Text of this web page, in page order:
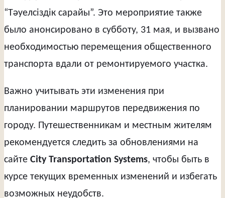
“Тәуелсіздік сарайы”. Это мероприятие также
было анонсировано в субботу, 31 мая, и вызвано
необходимостью перемещения общественного
транспорта вдали от ремонтируемого участка.
Важно учитывать эти изменения при
планировании маршрутов передвижения по
городу. Путешественникам и местным жителям
рекомендуется следить за обновлениями на
сайте City Transportation Systems, чтобы быть в
курсе текущих временных изменений и избегать
возможных неудобств.